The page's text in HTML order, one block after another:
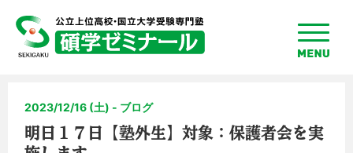
toggle
menu
2023/12/16 (土) - ブログ
明日１７日【塾外生】対象：保護者会を実